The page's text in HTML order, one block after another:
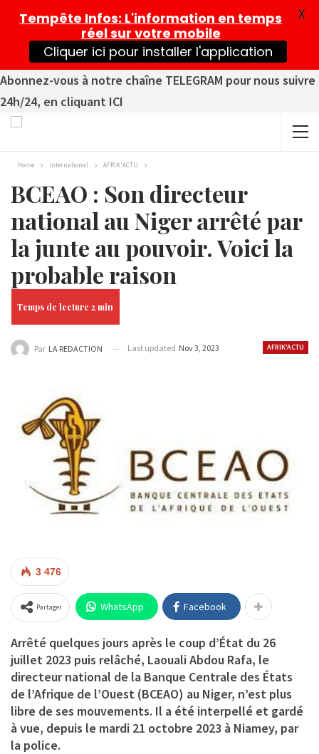
Abonnez-vous à notre chaîne TELEGRAM pour nous suivre
24h/24, en cliquant ICI
Home International AFRIK'ACTU
BCEAO : Son directeur
national au Niger arrêté par
la junte au pouvoir. Voici la
probable raison
AFRIK'ACTU
Par LA REDACTION Last updated Nov 3, 2023
3 476
Partager WhatsApp Facebook
Arrêté quelques jours après le coup d’État du 26
juillet 2023 puis relâché, Laouali Abdou Rafa, le
directeur national de la Banque Centrale des États
de l’Afrique de l’Ouest (BCEAO) au Niger, n’est plus
libre de ses mouvements. Il a été interpellé et gardé
à vue, depuis le mardi 21 octobre 2023 à Niamey, par
la police.
Tempête Infos: L'information en temps
réel sur votre mobile
Cliquer ici pour installer l'application
X